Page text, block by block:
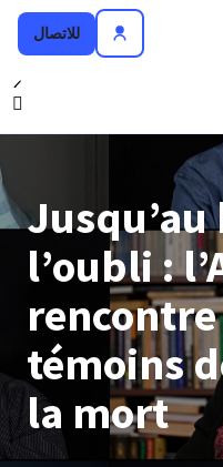
للاتصال
l’oubli :
témoins
la mort